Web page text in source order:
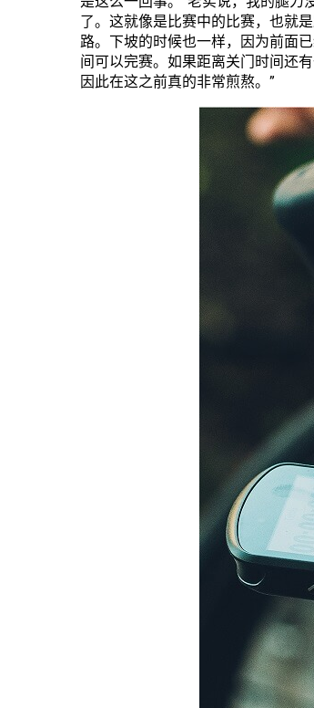
了。这就像是比赛中的比赛，也就
路。下坡的时候也一样，因为前面
间可以完赛。如果距离关门时间还
因此在这之前真的非常煎熬。”